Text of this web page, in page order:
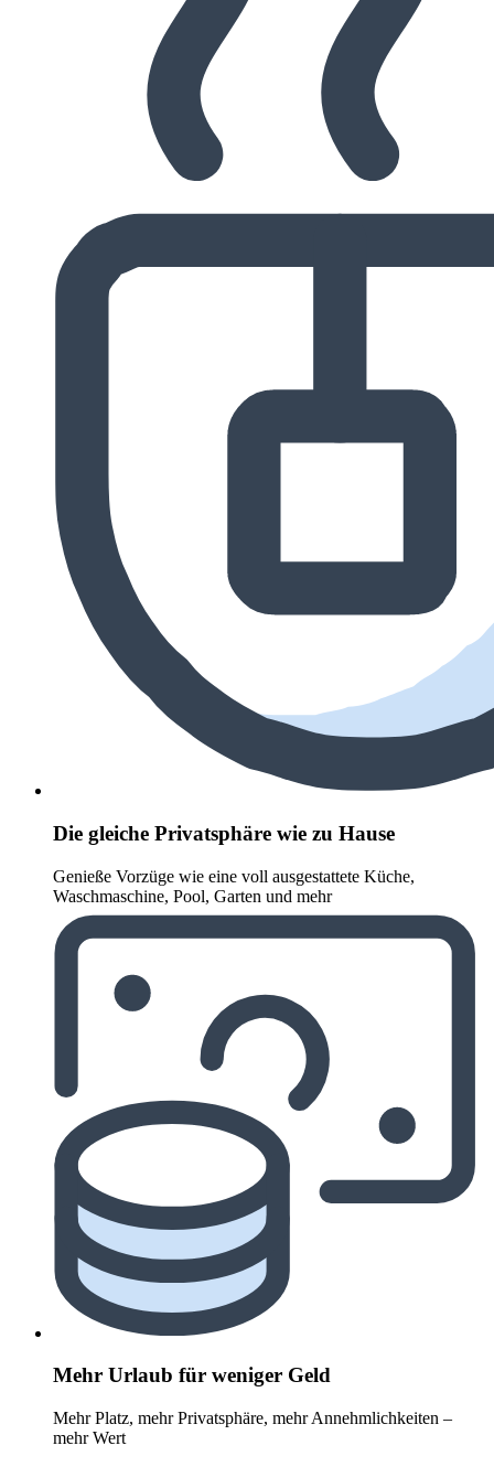
Die gleiche Privatsphäre wie zu Hause
Genieße Vorzüge wie eine voll ausgestattete Küche,
Waschmaschine, Pool, Garten und mehr
Mehr Urlaub für weniger Geld
Mehr Platz, mehr Privatsphäre, mehr Annehmlichkeiten –
mehr Wert